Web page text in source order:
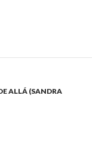
ALLÁ (SANDRA